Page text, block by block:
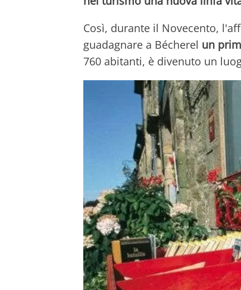
Così, durante il Novecento,
guadagnare a Bécherel un
760 abitanti, è divenuto un